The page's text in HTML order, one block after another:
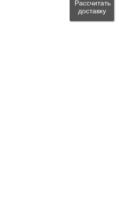
Рассчитать
доставку